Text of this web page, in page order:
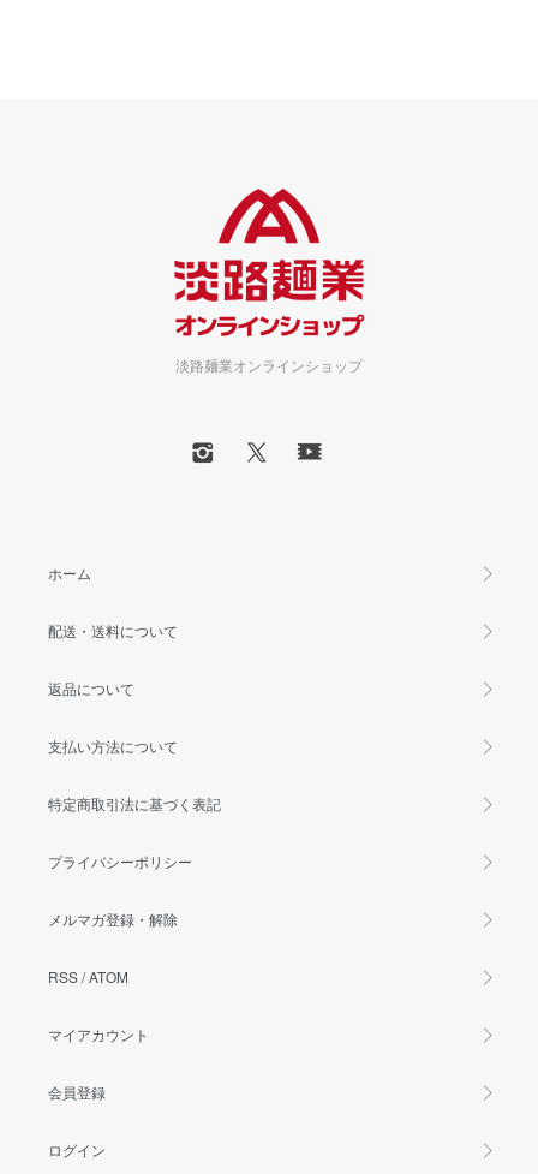
淡路麺業オンラインショップ
ホーム
配送・送料について
返品について
支払い方法について
特定商取引法に基づく表記
プライバシーポリシー
メルマガ登録・解除
RSS/ATOM
マイアカウント
会員登録
ログイン